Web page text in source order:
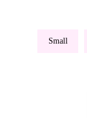
Small